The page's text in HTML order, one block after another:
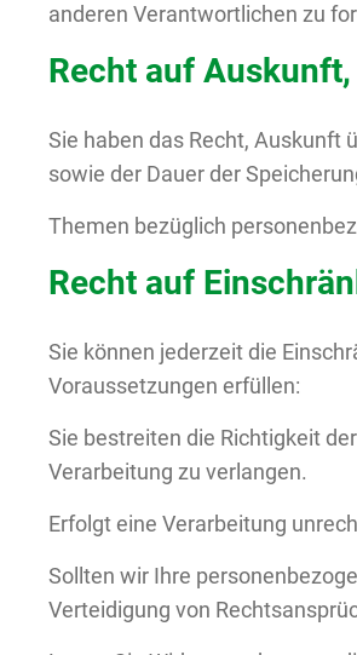
anderen Verantwortlichen zu
Recht auf
Sie haben das Recht, Auskunft
sowie der Dauer der
Themen bezüglich
Recht auf
Sie können jederzeit die
Voraussetzungen erfüllen:
Sie bestreiten die Richtigkeit
Verarbeitung zu verlangen.
Erfolgt eine Verarbeitung
Sollten wir Ihre
Verteidigung von